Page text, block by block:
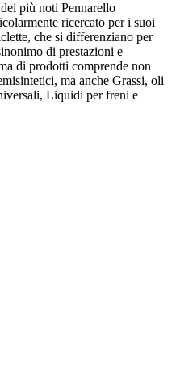
più noti Pennarello
ricercato per i suoi
che si differenziano per
di prestazioni e
di prodotti comprende non
ma anche Grassi, oli
Liquidi per freni e